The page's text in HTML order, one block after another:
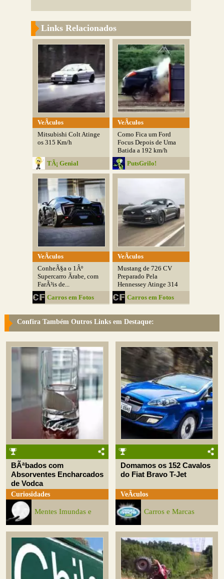
Links Relacionados
VeÃ­culos
Mitsubishi Colt Atinge
os 315 Km/h
TÃ¡ Genial
VeÃ­culos
Como Fica um Ford
Focus Depois de Uma
Batida a 192 km/h
PutsGrilo!
VeÃ­culos
ConheÃ§a o 1Âº
Supercarro Ãrabe, com
FarÃ³is de...
Carros em Fotos
VeÃ­culos
Mustang de 726 CV
Preparado Pela
Hennessey Atinge 314
KM/H
Carros em Fotos
Confira Também Outros Links em Destaque:
BÃªbados com
Absorventes Encharcados
de Vodca
Curiosidades
Mentes Imundas e
Domamos os 152 Cavalos
do Fiat Bravo T-Jet
VeÃ­culos
Carros e Marcas